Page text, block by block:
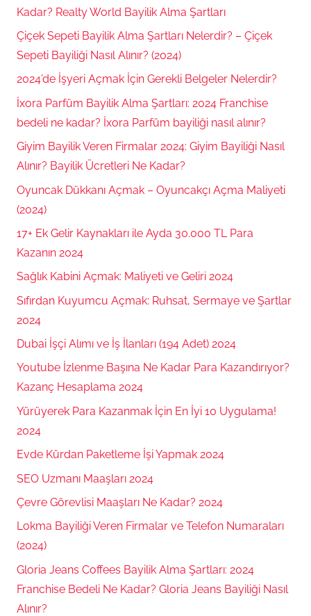
Kadar? Realty World Bayilik Alma Şartları
Çiçek Sepeti Bayilik Alma Şartları Nelerdir? – Çiçek
Sepeti Bayiliği Nasıl Alınır? (2024)
2024’de İşyeri Açmak İçin Gerekli Belgeler Nelerdir?
İxora Parfüm Bayilik Alma Şartları: 2024 Franchise
bedeli ne kadar? İxora Parfüm bayiliği nasıl alınır?
Giyim Bayilik Veren Firmalar 2024: Giyim Bayiliği Nasıl
Alınır? Bayilik Ücretleri Ne Kadar?
Oyuncak Dükkanı Açmak – Oyuncakçı Açma Maliyeti
(2024)
17+ Ek Gelir Kaynakları ile Ayda 30.000 TL Para
Kazanın 2024
Sağlık Kabini Açmak: Maliyeti ve Geliri 2024
Sıfırdan Kuyumcu Açmak: Ruhsat, Sermaye ve Şartlar
2024
Dubai İşçi Alımı ve İş İlanları (194 Adet) 2024
Youtube İzlenme Başına Ne Kadar Para Kazandırıyor?
Kazanç Hesaplama 2024
Yürüyerek Para Kazanmak İçin En İyi 10 Uygulama!
2024
Evde Kürdan Paketleme İşi Yapmak 2024
SEO Uzmanı Maaşları 2024
Çevre Görevlisi Maaşları Ne Kadar? 2024
Lokma Bayiliği Veren Firmalar ve Telefon Numaraları
(2024)
Gloria Jeans Coffees Bayilik Alma Şartları: 2024
Franchise Bedeli Ne Kadar? Gloria Jeans Bayiliği Nasıl
Alınır?